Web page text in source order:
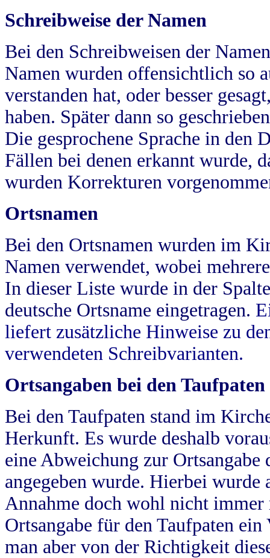
Schreibweise der Namen
Bei den Schreibweisen der
Namen wurden offensichtlich so
verstanden hat, oder besser
haben. Später dann so
Die gesprochene Sprache in
Fällen bei denen erkannt wurde,
wurden Korrekturen
Ortsnamen
Bei den Ortsnamen wurden im
Namen verwendet, wobei
In dieser Liste wurde in der
deutsche Ortsname eingetragen.
liefert zusätzliche Hinweise zu
verwendeten Schreibvarianten.
Ortsangaben bei den Taufpaten
Bei den Taufpaten stand im
Herkunft. Es wurde deshalb
eine Abweichung zur
angegeben wurde. Hierbei wurde
Annahme doch wohl nicht
Ortsangabe für den Taufpaten
man aber von der Richtigkeit